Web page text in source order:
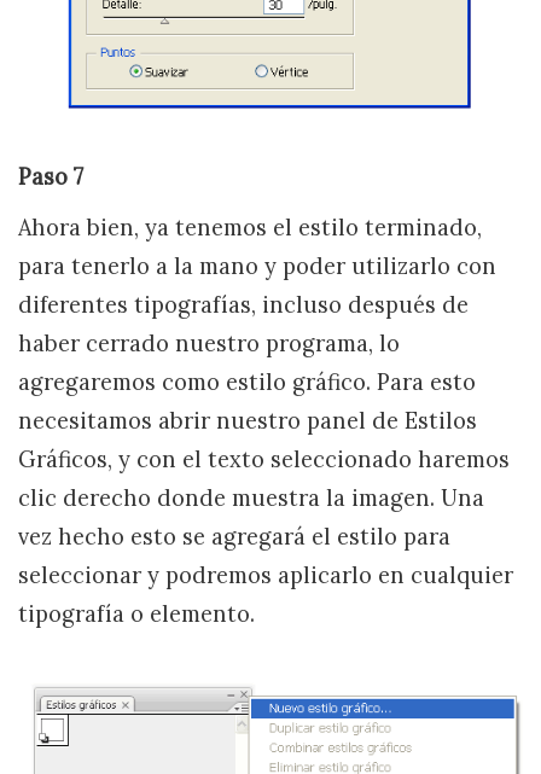
Paso 7
Ahora bien, ya tenemos el estilo terminado,
para tenerlo a la mano y poder utilizarlo con
diferentes tipografías, incluso después de
haber cerrado nuestro programa, lo
agregaremos como estilo gráfico. Para esto
necesitamos abrir nuestro panel de Estilos
Gráficos, y con el texto seleccionado haremos
clic derecho donde muestra la imagen. Una
vez hecho esto se agregará el estilo para
seleccionar y podremos aplicarlo en cualquier
tipografía o elemento.